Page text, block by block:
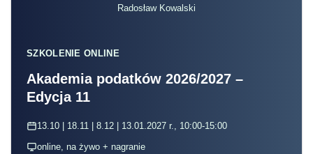
Radosław Kowalski
SZKOLENIE ONLINE
Akademia podatków 2026/2027 –
Edycja 11
13.10 | 18.11 | 8.12 | 13.01.2027 r., 10:00-15:00
online, na żywo + nagranie